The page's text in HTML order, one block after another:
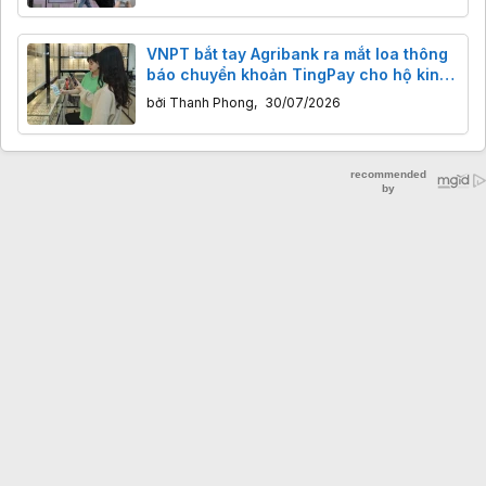
VNPT bắt tay Agribank ra mắt loa thông
báo chuyển khoản TingPay cho hộ kinh
doanh
bởi Thanh Phong, 30/07/2026